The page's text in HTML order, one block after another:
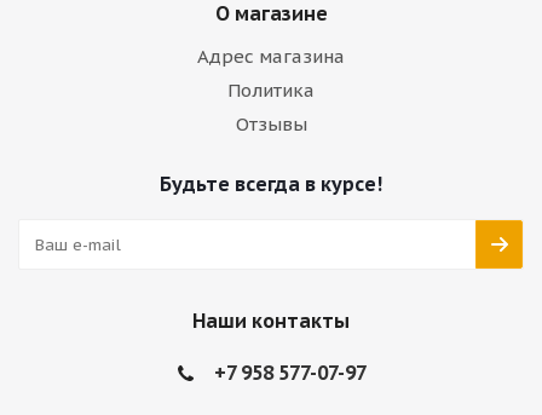
О магазине
Адрес магазина
Политика
Отзывы
Будьте всегда в курсе!
Наши контакты
+7 958 577-07-97